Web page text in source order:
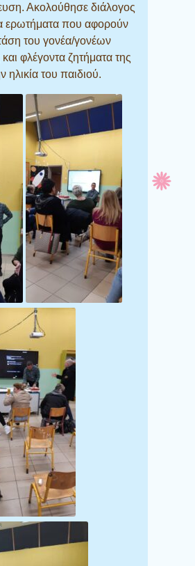
Ακολούθησε διάλογος
ερωτήματα που αφορούν
του γονέα/γονέων
φλέγοντα ζητήματα της
ηλικία του παιδιού.